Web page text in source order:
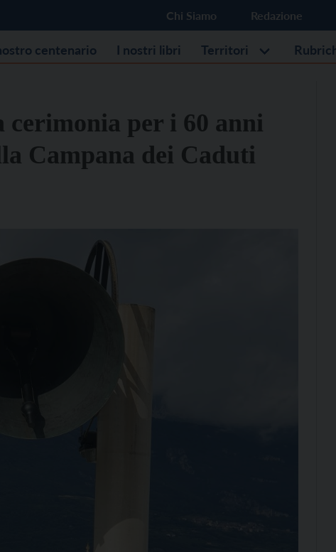
Chi Siamo Redazione
centenario I nostri libri Territori
per i 60 anni
Campana dei Caduti